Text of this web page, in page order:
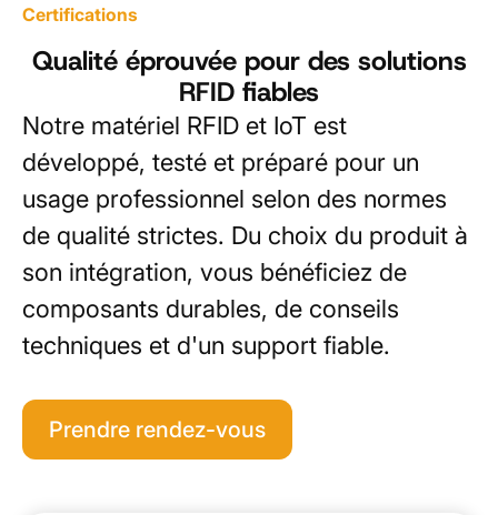
Certifications
Qualité éprouvée pour des solutions
RFID fiables
Notre matériel RFID et IoT est
développé, testé et préparé pour un
usage professionnel selon des normes
de qualité strictes. Du choix du produit à
son intégration, vous bénéficiez de
composants durables, de conseils
techniques et d'un support fiable.
Prendre rendez-vous